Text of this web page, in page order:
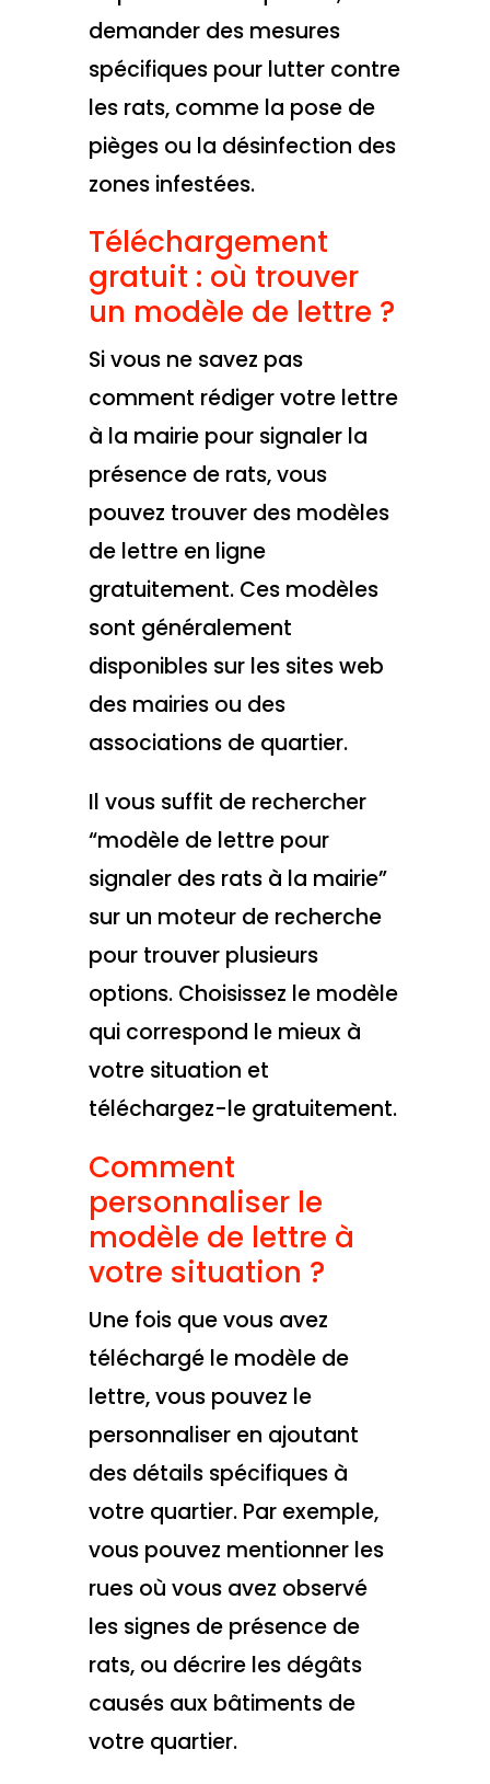
demander des mesures
spécifiques pour lutter contre
les rats, comme la pose de
pièges ou la désinfection des
zones infestées.
Téléchargement
gratuit : où trouver
un modèle de lettre ?
Si vous ne savez pas
comment rédiger votre lettre
à la mairie pour signaler la
présence de rats, vous
pouvez trouver des modèles
de lettre en ligne
gratuitement. Ces modèles
sont généralement
disponibles sur les sites web
des mairies ou des
associations de quartier.
Il vous suffit de rechercher
“modèle de lettre pour
signaler des rats à la mairie”
sur un moteur de recherche
pour trouver plusieurs
options. Choisissez le modèle
qui correspond le mieux à
votre situation et
téléchargez-le gratuitement.
Comment
personnaliser le
modèle de lettre à
votre situation ?
Une fois que vous avez
téléchargé le modèle de
lettre, vous pouvez le
personnaliser en ajoutant
des détails spécifiques à
votre quartier. Par exemple,
vous pouvez mentionner les
rues où vous avez observé
les signes de présence de
rats, ou décrire les dégâts
causés aux bâtiments de
votre quartier.